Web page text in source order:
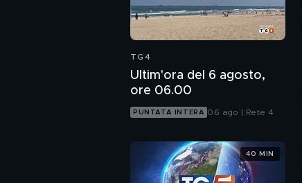
TG4
Ultim'ora del 6 agosto,
ore 06.00
PUNTATA INTERA 06 ago | Rete 4
40 MIN